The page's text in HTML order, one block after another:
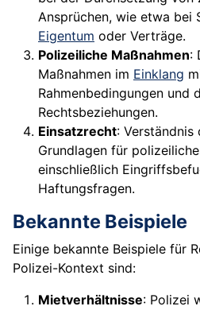
Ansprüchen, wie etwa bei
Eigentum oder Verträge.
Polizeiliche Maßnahmen:
Maßnahmen im Einklang
Rahmenbedingungen und
Rechtsbeziehungen.
Einsatzrecht:
Grundlagen für
einschließlich
Haftungsfragen.
Bekannte Beispiele
Einige bekannte Beispiele für
Polizei-Kontext sind:
Mietverhältnisse: Polizei